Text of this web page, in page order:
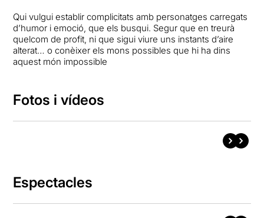
Qui vulgui establir complicitats amb personatges carregats
d’humor i emoció, que els busqui. Segur que en treurà
quelcom de profit, ni que sigui viure uns instants d’aire
alterat… o conèixer els mons possibles que hi ha dins
aquest món impossible
Fotos i vídeos
Espectacles